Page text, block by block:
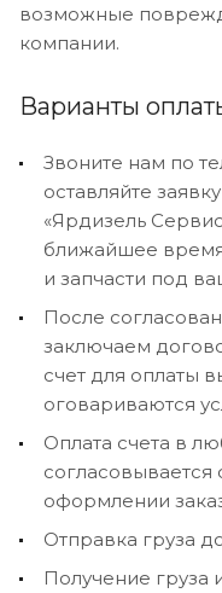
возможные
компании.
Варианты
Звоните нам по
оставляйте
«Ярдизель
ближайшее
и запчасти под
После
заключаем
счет для оплаты
оговариваются
Оплата счета в
оформлении
Отправка груза
Получение груза